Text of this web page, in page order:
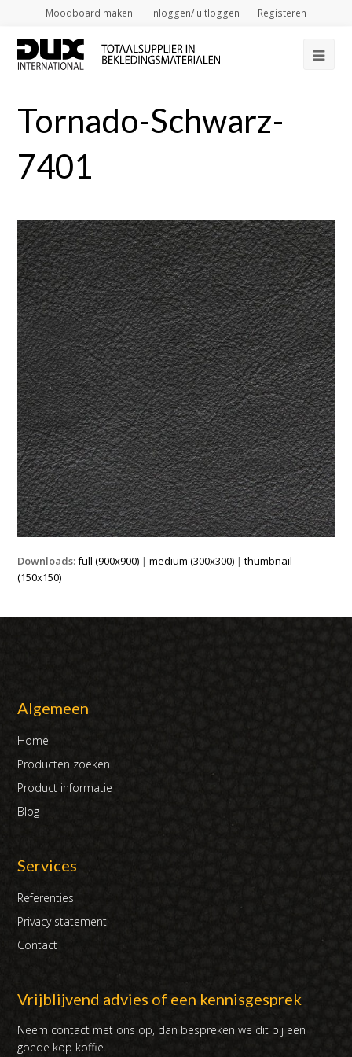
Moodboard maken Inloggen/ uitloggen Registeren
Tornado-Schwarz-
7401
Downloads:full (900x900) |medium (300x300) |thumbnail
(150x150)
Algemeen
Home
Producten zoeken
Product informatie
Blog
Services
Referenties
Privacy statement
Contact
Vrijblijvend advies of een kennisgesprek
Neem contact met ons op, dan bespreken we dit bij een
goede kop koffie.